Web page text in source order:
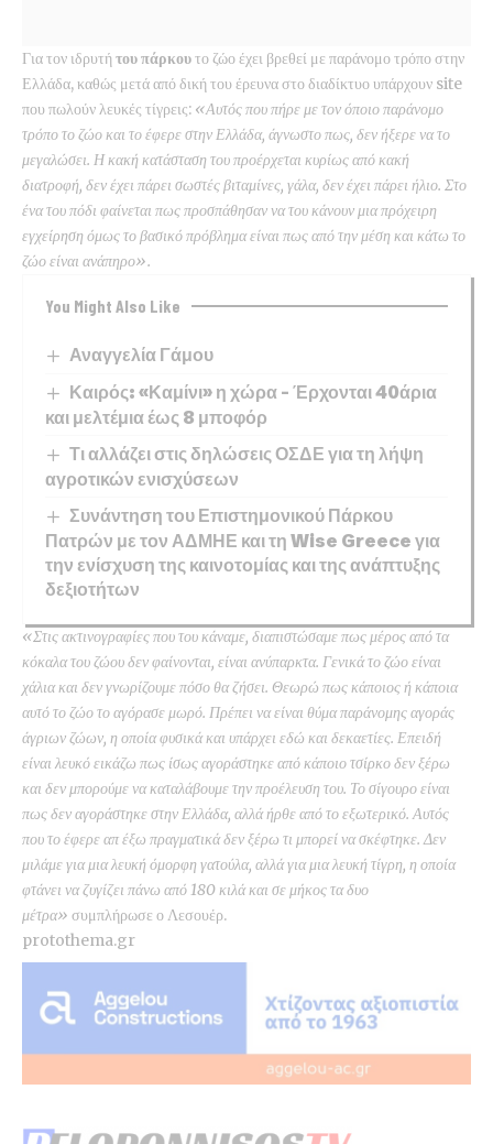
Για τον ιδρυτή του πάρκουτο ζώο έχει βρεθεί με παράνομο τρόπο στην
Ελλάδα, καθώς μετά από δική του έρευνα στο διαδίκτυο υπάρχουν site
που πωλούν λευκές τίγρεις: «Αυτός που πήρε με τον όποιο παράνομο
τρόπο το ζώο και το έφερε στην Ελλάδα, άγνωστο πως, δεν ήξερε να το
μεγαλώσει. Η κακή κατάσταση του προέρχεται κυρίως από κακή
διατροφή, δεν έχει πάρει σωστές βιταμίνες, γάλα, δεν έχει πάρει ήλιο. Στο
ένα του πόδι φαίνεται πως προσπάθησαν να του κάνουν μια πρόχειρη
εγχείρηση όμως το βασικό πρόβλημα είναι πως από την μέση και κάτω το
ζώο είναι ανάπηρο».
You Might Also Like
Αναγγελία Γάμου
Καιρός: «Καμίνι» η χώρα – Έρχονται 40άρια
και μελτέμια έως 8 μποφόρ
Τι αλλάζει στις δηλώσεις ΟΣΔΕ για τη λήψη
αγροτικών ενισχύσεων
Συνάντηση του Επιστημονικού Πάρκου
Πατρών με τον ΑΔΜΗΕ και τη Wise Greece για
την ενίσχυση της καινοτομίας και της ανάπτυξης
δεξιοτήτων
«Στις ακτινογραφίες που του κάναμε, διαπιστώσαμε πως μέρος από τα
κόκαλα του ζώου δεν φαίνονται, είναι ανύπαρκτα. Γενικά το ζώο είναι
χάλια και δεν γνωρίζουμε πόσο θα ζήσει. Θεωρώ πως κάποιος ή κάποια
αυτό το ζώο το αγόρασε μωρό. Πρέπει να είναι θύμα παράνομης αγοράς
άγριων ζώων, η οποία φυσικά και υπάρχει εδώ και δεκαετίες. Επειδή
είναι λευκό εικάζω πως ίσως αγοράστηκε από κάποιο τσίρκο δεν ξέρω
και δεν μπορούμε να καταλάβουμε την προέλευση του. Το σίγουρο είναι
πως δεν αγοράστηκε στην Ελλάδα, αλλά ήρθε από το εξωτερικό. Αυτός
που το έφερε απ έξω πραγματικά δεν ξέρω τι μπορεί να σκέφτηκε. Δεν
μιλάμε για μια λευκή όμορφη γατούλα, αλλά για μια λευκή τίγρη, η οποία
φτάνει να ζυγίζει πάνω από 180 κιλά και σε μήκος τα δυο
μέτρα» συμπλήρωσε ο Λεσουέρ.
protothema.gr